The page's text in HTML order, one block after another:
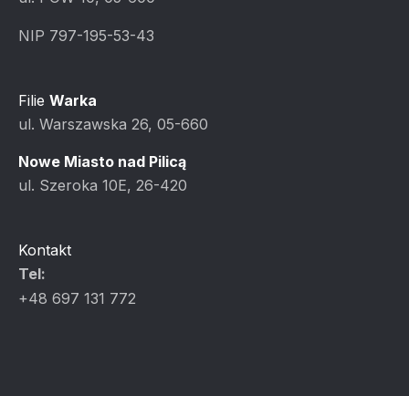
NIP 797-195-53-43
Filie Warka
ul. Warszawska 26, 05-660
Nowe Miasto nad Pilicą
ul. Szeroka 10E, 26-420
Kontakt
Tel:
+48 697 131 772